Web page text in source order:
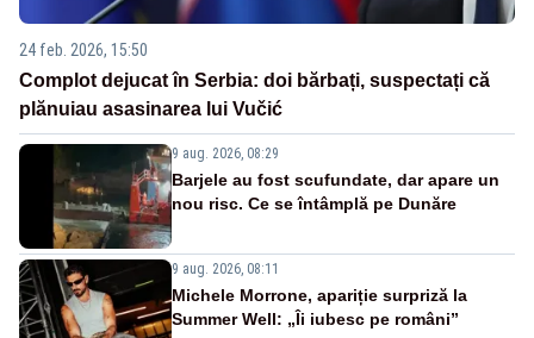
24 feb. 2026, 15:50
Complot dejucat în Serbia: doi bărbați, suspectați că
plănuiau asasinarea lui Vučić
9 aug. 2026, 08:29
Barjele au fost scufundate, dar apare un
nou risc. Ce se întâmplă pe Dunăre
9 aug. 2026, 08:11
Michele Morrone, apariție surpriză la
Summer Well: „Îi iubesc pe români”